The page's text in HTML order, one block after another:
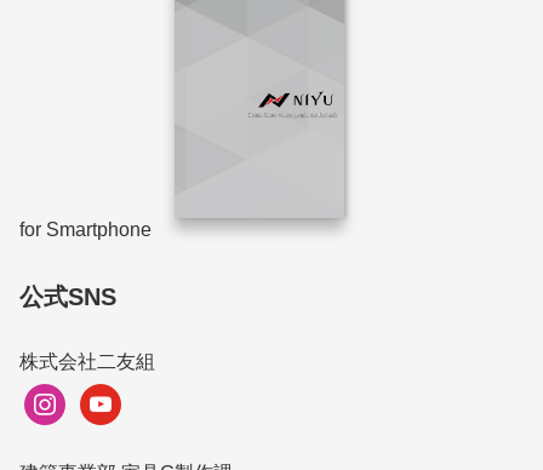
for Smartphone
公式SNS
株式会社二友組
instagramyoutube